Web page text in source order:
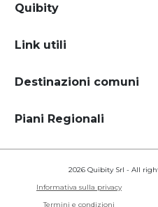
Quibity
Link utili
Destinazioni comuni
Piani Regionali
2026 Quibity Srl - All right
Informativa sulla privacy
Termini e condizioni